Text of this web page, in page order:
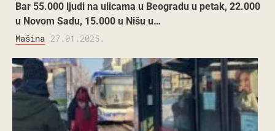
Bar 55.000 ljudi na ulicama u Beogradu u petak, 22.000
u Novom Sadu, 15.000 u Nišu u…
Mašina 27.01.2025.